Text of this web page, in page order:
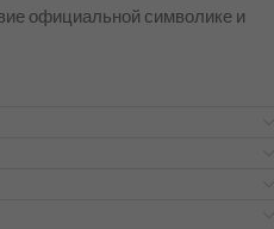
официальной символике и